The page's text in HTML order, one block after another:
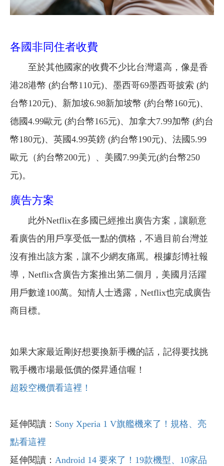
各國非同住者收費
至於其他國家的收費不少比台灣還高，像是香
港28港幣 (約台幣110元)、墨西哥69墨西哥披索 (約
台幣120元)、新加坡6.98新加坡幣 (約台幣160元)、
德國4.99歐元 (約台幣165元)、加拿大7.99加幣 (約台
幣180元)、英國4.99英鎊 (約台幣190元)、法國5.99
歐元（約台幣200元）、美國7.99美元(約台幣250
元)。
廣告方案
此外Netflix在多國已經推出廣告方案，讓願意
看廣告的用戶享受低一點的價格，不過目前台灣並
沒有推出該方案，讓不少網友痛罵。根據彭博社報
導，Netflix含廣告方案推出第二個月，美國月活躍
用戶數達100萬。知情人士透露，Netflix也完成廣告
商目標。
如果大家最近剛好想要換新手機的話，記得要找挑
戰手機市場最低價的傑昇通信喔！
超殺空機價看這裡！
延伸閱讀： Sony Xperia 1 V旗艦機來了！規格、亮
點看這裡
延伸閱讀： Android 14 要來了！19款機型、10家品